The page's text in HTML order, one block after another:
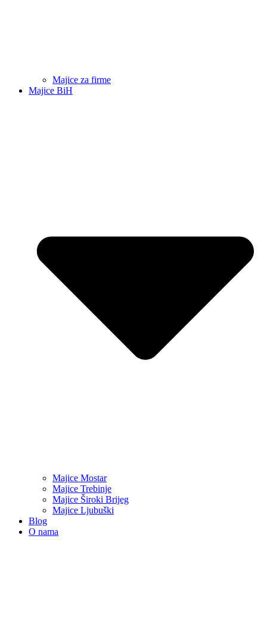
Majice za firme
Majice BiH
Majice Mostar
Majice Trebinje
Majice Široki Brijeg
Majice Ljubuški
Blog
O nama